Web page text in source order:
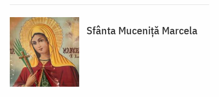
Sfânta Muceniță Marcela